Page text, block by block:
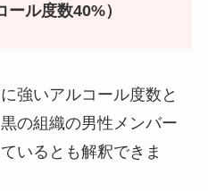
ール度数40%）
強いアルコール度数と
の組織の男性メンバー
いるとも解釈できま